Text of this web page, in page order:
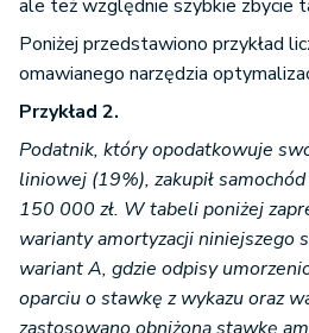
ale też względnie szybkie zbycie
Poniżej przedstawiono przykład
omawianego narzędzia
Przykład 2.
Podatnik, który opodatkowuje
liniowej (19%), zakupił
150 000 zł. W tabeli poniżej
warianty amortyzacji niniejszego
wariant A, gdzie odpisy
oparciu o stawkę z wykazu oraz